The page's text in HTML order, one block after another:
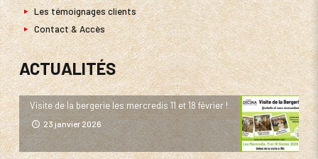
Les témoignages clients
Contact & Accès
ACTUALITÉS
Visite de la bergerie les mercredis 11 et 18 février !
23 janvier 2026